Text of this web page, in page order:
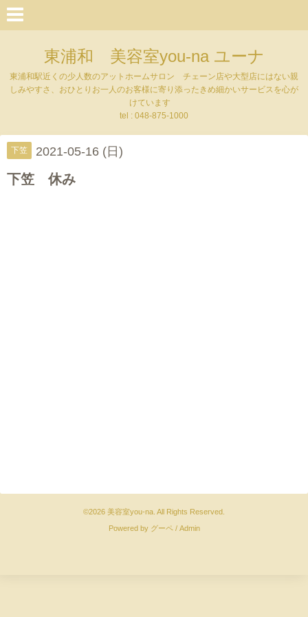
東浦和 美容室you-na ユーナ
東浦和駅近くの少人数のアットホームサロン チェーン店や大型店にはない親
しみやすさ、おひとりお一人のお客様に寄り添ったきめ細かいサービスを心が
けています
tel : 048-875-1000
下笠 2021-05-16 (日)
下笠 休み
©2026 美容室you-na . All Rights Reserved.
Powered by グーペ/ Admin